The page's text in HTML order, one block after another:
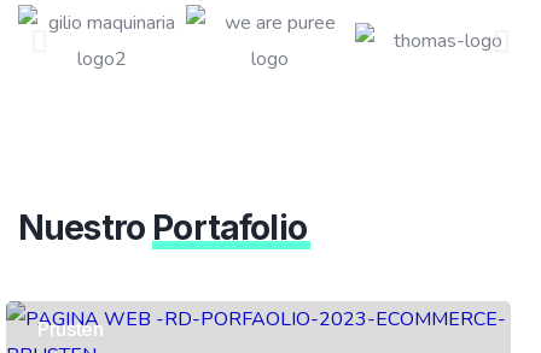
Nuestro Portafolio
Prusten